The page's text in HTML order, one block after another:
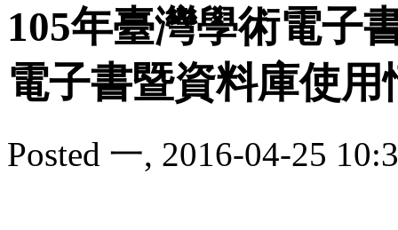
105年臺灣學術電子
電子書暨資料庫使
Posted 一, 2016-04-25